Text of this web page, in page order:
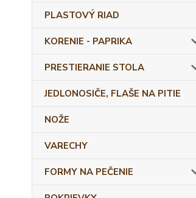
PLASTOVÝ RIAD
KORENIE - PAPRIKA
PRESTIERANIE STOLA
JEDLONOSIČE, FLAŠE NA PITIE
NOŽE
VARECHY
FORMY NA PEČENIE